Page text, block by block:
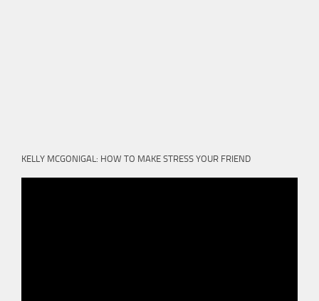
KELLY MCGONIGAL: HOW TO MAKE STRESS YOUR FRIEND